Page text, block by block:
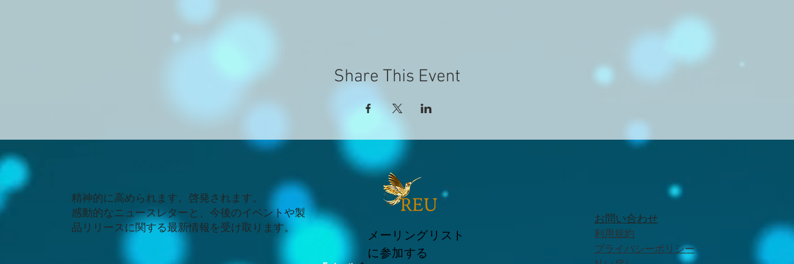
Share This Event
精神的に高められます。啓発されます。
感動的なニュースレターと、今後のイベントや製
品リリースに関する最新情報を受け取ります。
メーリングリスト
に参加する
お問い合わせ
利用規約
プライバシーポリシー